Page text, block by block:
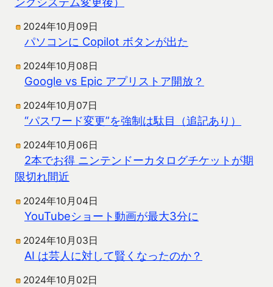
2024年10月09日
パソコンに Copilot ボタンが出た
2024年10月08日
Google vs Epic アプリストア開放？
2024年10月07日
“パスワード変更”を強制は駄目（追記あり）
2024年10月06日
2本でお得 ニンテンドーカタログチケットが期
限切れ間近
2024年10月04日
YouTubeショート動画が最大3分に
2024年10月03日
AI は芸人に対して賢くなったのか？
2024年10月02日